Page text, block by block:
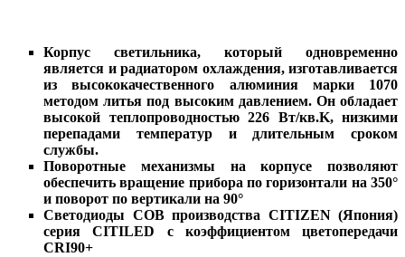
Корпус светильника, который одновременно
является и радиатором охлаждения, изготавливается
из высококачественного алюминия марки 1070
методом литья под высоким давлением. Он обладает
высокой теплопроводностью 226 Вт/кв.K, низкими
перепадами температур и длительным сроком
службы.
Поворотные механизмы на корпусе позволяют
обеспечить вращение прибора по горизонтали на 350°
и поворот по вертикали на 90°
Светодиоды COB производства CITIZEN (Япония)
серия CITILED с коэффициентом цветопередачи
CRI90+